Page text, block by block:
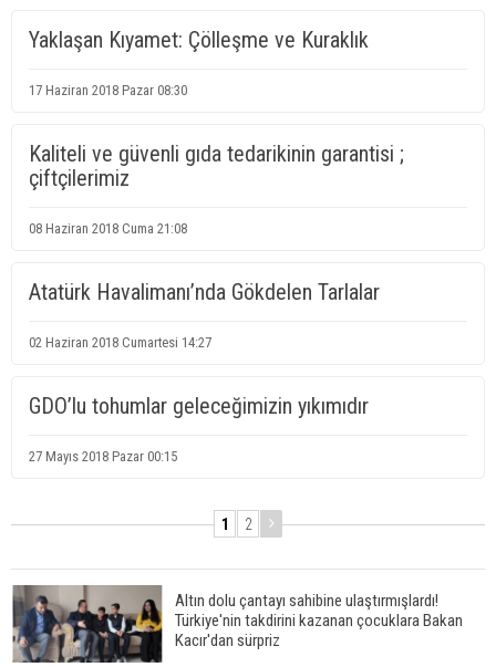
Yaklaşan Kıyamet: Çölleşme ve Kuraklık
17 Haziran 2018 Pazar 08:30
Kaliteli ve güvenli gıda tedarikinin garantisi ;
çiftçilerimiz
08 Haziran 2018 Cuma 21:08
Atatürk Havalimanı’nda Gökdelen Tarlalar
02 Haziran 2018 Cumartesi 14:27
GDO’lu tohumlar geleceğimizin yıkımıdır
27 Mayıs 2018 Pazar 00:15
1 2
Altın dolu çantayı sahibine ulaştırmışlardı!
Türkiye'nin takdirini kazanan çocuklara Bakan
Kacır'dan sürpriz